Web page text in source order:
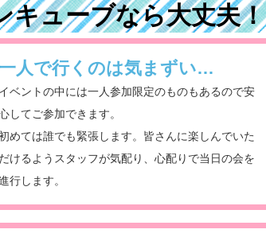
キューブなら大丈夫！
一人で行くのは気まずい…
イベントの中には一人参加限定のものもあるので安
してご参加できます。
めては誰でも緊張します。皆さんに楽しんでいた
だけるようスタッフが気配り、心配りで当日の会を
行します。